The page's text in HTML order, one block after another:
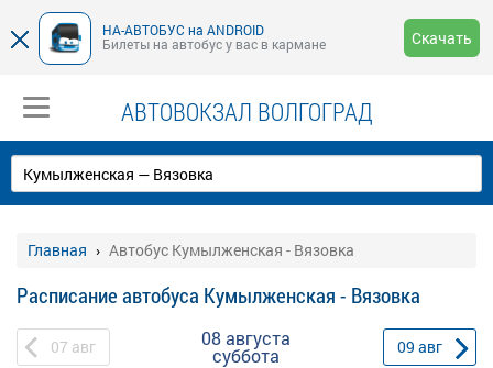
НА-АВТОБУС на ANDROID
Билеты на автобус у вас в кармане
Скачать
АВТОВОКЗАЛ ВОЛГОГРАД
Главная Автобус Кумылженская - Вязовка
Расписание автобуса Кумылженская - Вязовка
07 авг 08 августа
суббота 09 авг